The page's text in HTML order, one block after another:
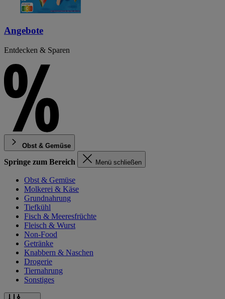
Angebote
Entdecken & Sparen
Obst & Gemüse
Springe zum Bereich Menü schließen
Obst & Gemüse
Molkerei & Käse
Grundnahrung
Tiefkühl
Fisch & Meeresfrüchte
Fleisch & Wurst
Non-Food
Getränke
Knabbern & Naschen
Drogerie
Tiernahrung
Sonstiges